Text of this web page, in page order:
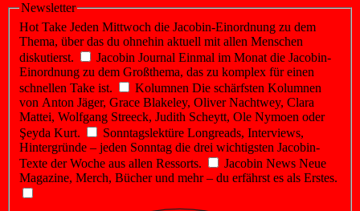
Newsletter
Hot Take Jeden Mittwoch die Jacobin-Einordnung zu dem
Thema, über das du ohnehin aktuell mit allen Menschen
diskutierst.
Jacobin Journal Einmal im Monat die Jacobin-
Einordnung zu dem Großthema, das zu komplex für einen
schnellen Take ist.
Kolumnen Die schärfsten Kolumnen
von Anton Jäger, Grace Blakeley, Oliver Nachtwey, Clara
Mattei, Wolfgang Streeck, Judith Scheytt, Ole Nymoen oder
Şeyda Kurt.
Sonntagslektüre Longreads, Interviews,
Hintergründe – jeden Sonntag die drei wichtigsten Jacobin-
Texte der Woche aus allen Ressorts.
Jacobin News Neue
Magazine, Merch, Bücher und mehr – du erfährst es als Erstes.